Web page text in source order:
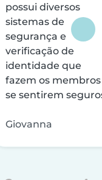
possui diversos
sistemas de
segurança e
verificação de
identidade que
fazem os membros
se sentirem
Giovanna